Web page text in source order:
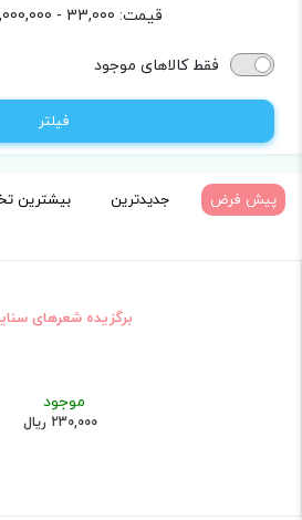
قیمت: 33,000 - 43,000,000
فقط کالاهای موجود
فیلتر
پیش فرض جدیدترین بیشترین
برگزیده شعرهای
موجود
230,000 ریال